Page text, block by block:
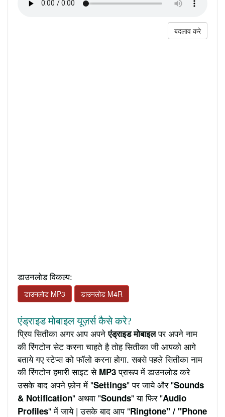
बदलाव करे
डाउनलोड विकल्प:
डाउनलोड MP3 डाउनलोड M4R
एंड्राइड मोबाइल यूज़र्स कैसे करे?
प्रिय सितीका अगर आप अपनेएंड्राइड मोबाइलपर अपने नाम
की रिंगटोन सेट करना चाहते है तोह सितीका जी आपको आगे
बताये गए स्टेप्स को फॉलो करना होगा. सबसे पहले सितीका नाम
की रिंगटोन हमारी साइट से MP3प्रारूप में डाउनलोड करे
उसके बाद अपने फ़ोन में "Settings" पर जाये और "Sounds
& Notification" अथवा "Sounds" या फिर "Audio
Profiles" में जाये | उसके बाद आप "Ringtone" / "Phone